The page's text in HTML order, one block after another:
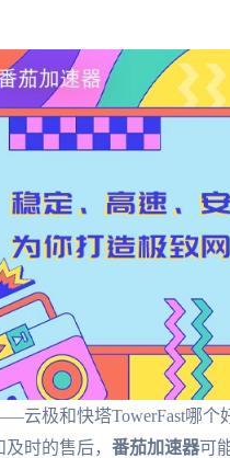
云极和快塔TowerFast哪个
时的售后， 番茄加速器可